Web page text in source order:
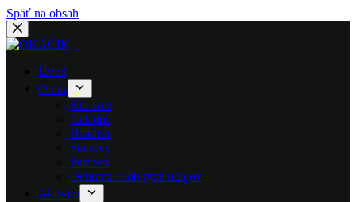
Späť na obsah
Úvod
O nás
Kto sme
Náš tím
História
Stanovy
Partneri
Ochrana osobných údajov
Aktivity